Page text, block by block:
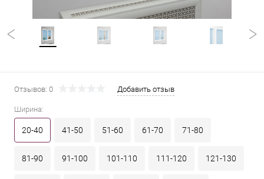
Отзывов: 0 Добавить отзыв
Ширина:
20-40 41-50 51-60 61-70 71-80
81-90 91-100 101-110 111-120 121-130